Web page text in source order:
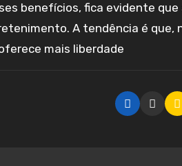
benefícios, fica evidente
A tendência é que,
mais liberdade